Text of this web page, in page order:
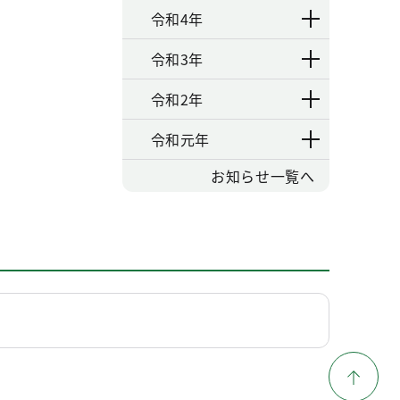
令和4年
令和3年
令和2年
令和元年
お知らせ一覧へ